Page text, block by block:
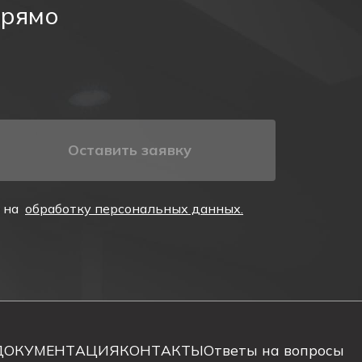
Оставить заявку
на обработку персональных данных.
КОНТАКТЫОтветы на вопросы